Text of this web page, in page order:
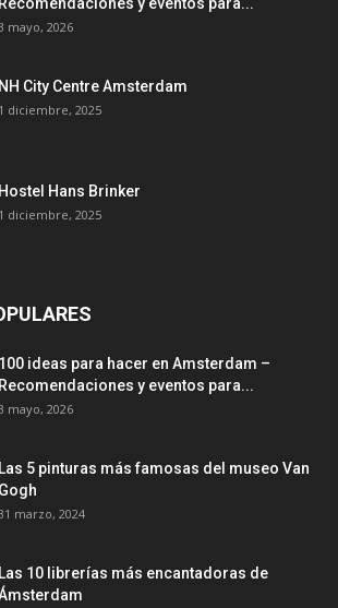
mayo, 2026
NH City Centre Amsterdam
1 diciembre, 2025
Hostel Hans Brinker
1 diciembre, 2025
100 ideas para hacer en Amsterdam –
Recomendaciones y eventos para...
mayo, 2026
Las 5 pinturas más famosas del museo Van
Gogh
marzo, 2024
Las 10 librerías más encantadoras de